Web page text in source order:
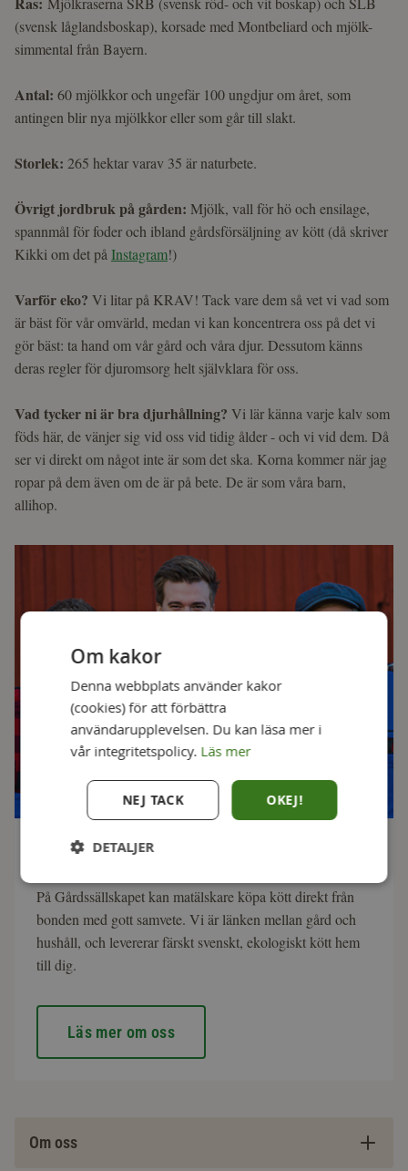
(svensk låglandsboskap), korsade med Montbeliard och mjölk-
simmental från Bayern.
Antal: 60 mjölkkor och ungefär 100 ungdjur om året, som
antingen blir nya mjölkkor eller som går till slakt.
Storlek: 265 hektar varav 35 är naturbete.
Övrigt jordbruk på gården: Mjölk, vall för hö och ensilage,
spannmål för foder och ibland gårdsförsäljning av kött (då skriver
Kikki om det på Instagram!)
Varför eko? Vi litar på KRAV! Tack vare dem så vet vi vad som
är bäst för vår omvärld, medan vi kan koncentrera oss på det vi
gör bäst: ta hand om vår gård och våra djur. Dessutom känns
deras regler för djuromsorg helt självklara för oss.
Vad tycker ni är bra djurhållning? Vi lär känna varje kalv som
föds här, de vänjer sig vid oss vid tidig ålder - och vi vid dem. Då
ser vi direkt om något inte är som det ska. Korna kommer när jag
ropar på dem även om de är på bete. De är som våra barn,
allihop.
Läs mer om Gårdssällskapet
På Gårdssällskapet kan matälskare köpa kött direkt från
bonden med gott samvete. Vi är länken mellan gård och
hushåll, och levererar färskt svenskt, ekologiskt kött hem
till dig.
Läs mer om oss
Om oss
Om kakor
Denna webbplats använder kakor
(cookies) för att förbättra
användarupplevelsen. Du kan läsa mer i
vår integritetspolicy. Läs mer
OKEJ!
NEJ TACK
DETALJER